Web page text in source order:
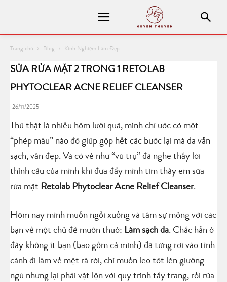
Trang chủ Blog Kinh Nghiệm Làm Đẹp
SỮA RỬA MẶT 2 TRONG 1 RETOLAB
PHYTOCLEAR ACNE RELIEF CLEANSER
26/11/2025
Thú thật là nhiều hôm lười quá, mình chỉ ước có một
“phép màu” nào đó giúp gộp hết các bước lại mà da vẫn
sạch, vẫn đẹp. Và có vẻ như “vũ trụ” đã nghe thấy lời
thỉnh cầu của mình khi đưa đẩy mình tìm thấy em sữa
rửa mặt Retolab Phytoclear Acne Relief Cleanser.
Hôm nay mình muốn ngồi xuống và tâm sự mỏng với các
bạn về một chủ đề muôn thuở: Làm sạch da. Chắc hẳn ở
đây không ít bạn (bao gồm cả mình) đã từng rơi vào tình
cảnh đi làm về mệt rã rời, chỉ muốn leo tót lên giường
ngủ nhưng lại phải vật lộn với quy trình tẩy trang, rồi rửa